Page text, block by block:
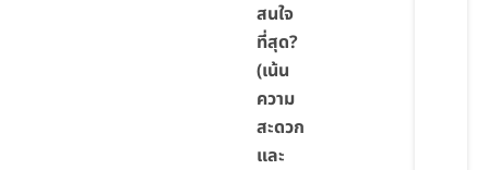
สนใจ
ที่สุด?
(เน้น
ความ
สะดวก
และ